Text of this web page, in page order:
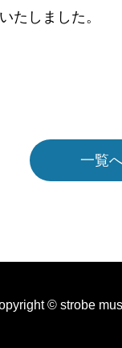
たしました。
一覧
© strobe